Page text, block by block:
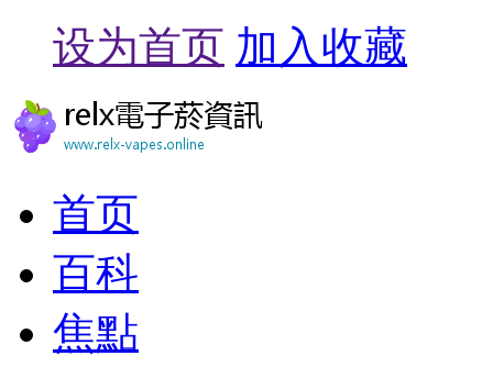
设为首页 加入收藏
首页
百科
焦點